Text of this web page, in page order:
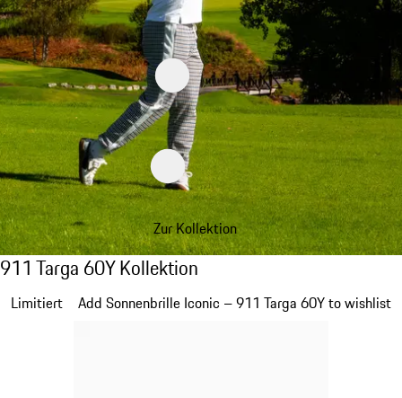
Zur Kollektion
911 Targa 60Y Kollektion
911 Targa 60Y Kollektion
Limitiert Add Sonnenbrille Iconic – 911 Targa 60Y to wishlist
Slide 1 von 20